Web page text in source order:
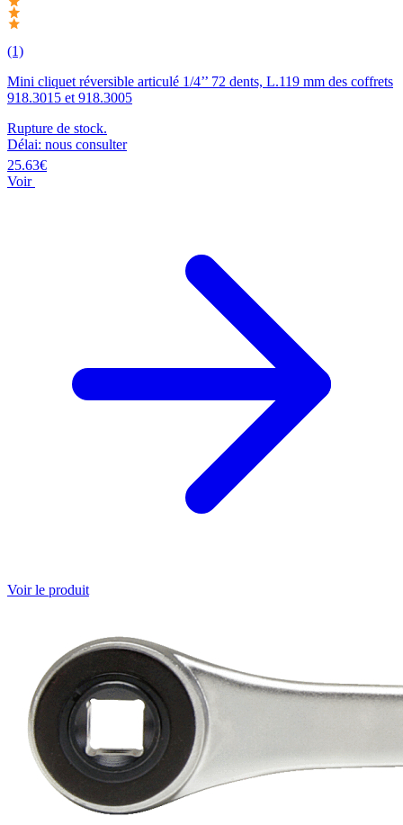
(1)
Mini cliquet réversible articulé 1/4’’ 72 dents, L.119 mm des coffrets
918.3015 et 918.3005
Rupture de stock.
Délai: nous consulter
25.63€
Voir
Voir le produit